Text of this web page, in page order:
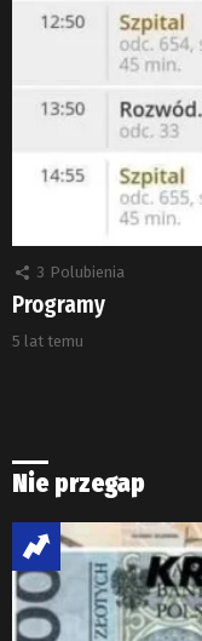
3 Polubienia
Programy
5 lat temu
Nie przegap